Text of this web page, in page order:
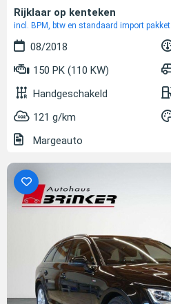
Rijklaar op kenteken
incl. BPM, btw en standaard import pakket
08/2018
150 PK (110 KW)
Handgeschakeld
121 g/km
Margeauto